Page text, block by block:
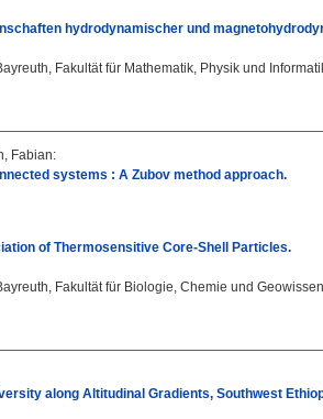
hydrodynamischer und
Fakultät für Mathematik, Physik und
Fabian:
systems : A Zubov method approach.
of Thermosensitive Core-Shell Particles.
Fakultät für Biologie, Chemie und
along Altitudinal Gradients, Southwest